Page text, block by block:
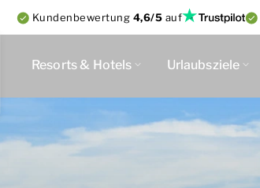
Kundenbewertung 4,6/5 auf
Resorts & Hotels Urlaubsziele